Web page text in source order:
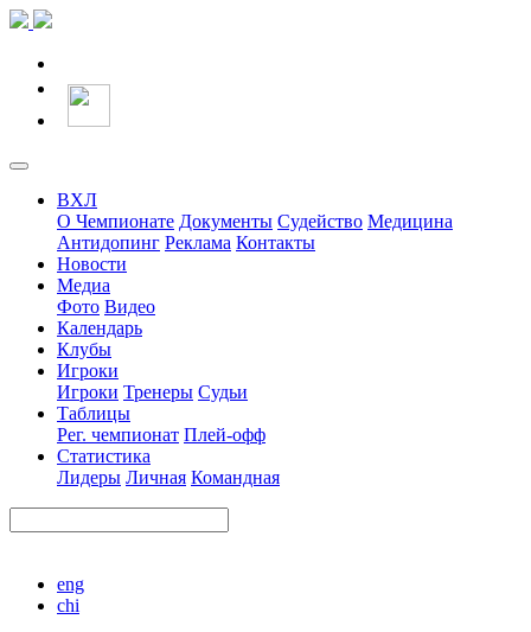
ВХЛ
О Чемпионате Документы Судейство Медицина
Антидопинг Реклама Контакты
Новости
Медиа
Фото Видео
Календарь
Клубы
Игроки
Игроки Тренеры Судьи
Таблицы
Рег. чемпионат Плей-офф
Статистика
Лидеры Личная Командная
eng
chi